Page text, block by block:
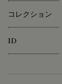
コレクション
ID